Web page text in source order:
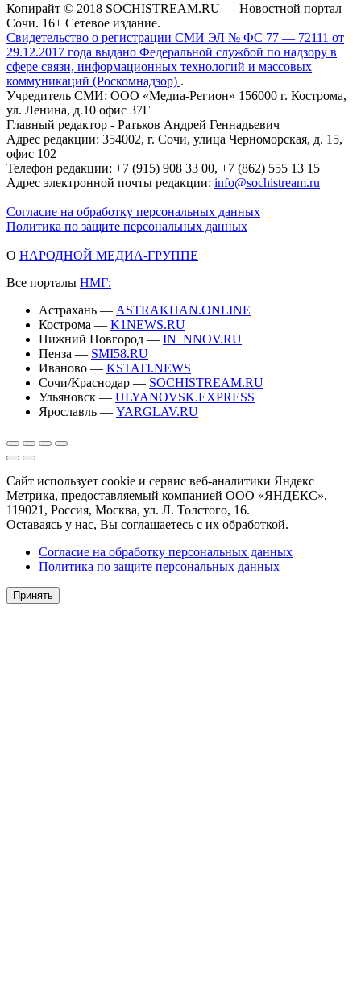
Копирайт © 2018 SOCHISTREAM.RU — Новостной портал
Сочи. 16+ Сетевое издание.
Свидетельство о регистрации СМИ ЭЛ № ФС 77 — 72111 от
29.12.2017 года выдано Федеральной службой по надзору в
сфере связи, информационных технологий и массовых
коммуникаций (Роскомнадзор) .
Учредитель СМИ: ООО «Медиа-Регион» 156000 г. Кострома,
ул. Ленина, д.10 офис 37Г
Главный редактор - Ратьков Андрей Геннадьевич
Адрес редакции: 354002, г. Сочи, улица Черноморская, д. 15,
офис 102
Телефон редакции: +7 (915) 908 33 00, +7 (862) 555 13 15
Адрес электронной почты редакции: info@sochistream.ru
Согласие на обработку персональных данных
Политика по защите персональных данных
О НАРОДНОЙ МЕДИА-ГРУППЕ
Все порталы НМГ:
Астрахань — ASTRAKHAN.ONLINE
Кострома — K1NEWS.RU
Нижний Новгород — IN_NNOV.RU
Пенза — SMI58.RU
Иваново — KSTATI.NEWS
Сочи/Краснодар — SOCHISTREAM.RU
Ульяновск — ULYANOVSK.EXPRESS
Ярославль — YARGLAV.RU
Сайт использует cookie и сервис веб-аналитики Яндекс
Метрика, предоставляемый компанией ООО «ЯНДЕКС»,
119021, Россия, Москва, ул. Л. Толстого, 16.
Оставаясь у нас, Вы соглашаетесь с их обработкой.
Согласие на обработку персональных данных
Политика по защите персональных данных
Принять